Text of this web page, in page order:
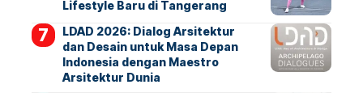
Lifestyle Baru di Tangerang
LDAD 2026: Dialog Arsitektur
dan Desain untuk Masa Depan
Indonesia dengan Maestro
Arsitektur Dunia